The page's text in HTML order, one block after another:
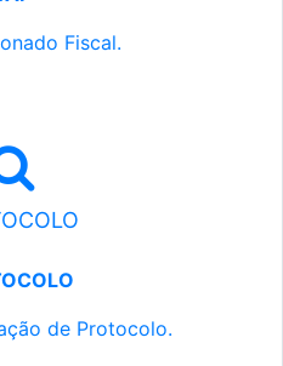
Fiscal.
de Protocolo.